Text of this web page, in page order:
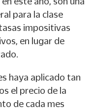
para la clase
impositivas
en lugar de
haya aplicado tan
el precio de la
de cada mes